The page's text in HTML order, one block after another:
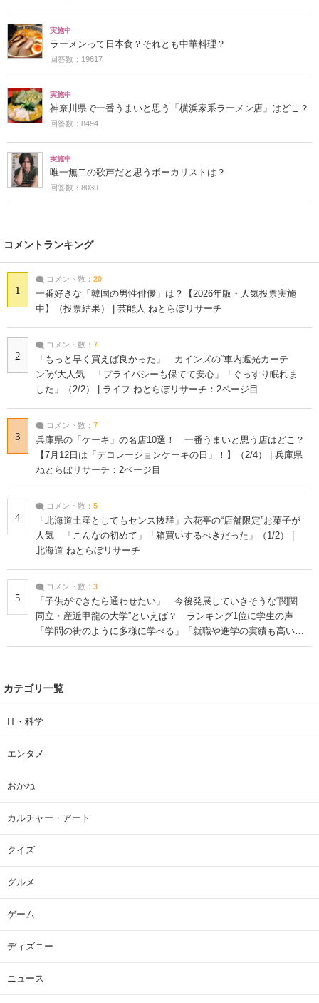
実施中
ラーメンって日本食？それとも中華料理？
回答数：19617
実施中
神奈川県で一番うまいと思う「横浜家系ラーメン店」はどこ？
回答数：8494
実施中
唯一無二の歌声だと思うボーカリストは？
回答数：8039
コメントランキング
1
コメント数： 20
一番好きな「韓国の男性俳優」は？【2026年版・人気投票実施
中】（投票結果） | 芸能人 ねとらぼリサーチ
2
コメント数： 7
「もっと早く買えば良かった」 カインズの“車内遮光カーテ
ン”が大人気 「プライバシーも保てて安心」「ぐっすり眠れま
した」（2/2） | ライフ ねとらぼリサーチ：2ページ目
3
コメント数： 7
兵庫県の「ケーキ」の名店10選！ 一番うまいと思う店はどこ？
【7月12日は「デコレーションケーキの日」！】（2/4） | 兵庫県
ねとらぼリサーチ：2ページ目
4
コメント数： 5
「北海道土産としてもセンス抜群」六花亭の“店舗限定”お菓子が
人気 「こんなの初めて」「箱買いするべきだった」（1/2） |
北海道 ねとらぼリサーチ
5
コメント数： 3
「子供ができたら通わせたい」 今後発展していきそうな“関関
同立・産近甲龍の大学”といえば？ ランキング1位に学生の声
「学問の街のように多様に学べる」「就職や進学の実績も高い」
| 大学 ねとらぼリサーチ
カテゴリ一覧
IT・科学
エンタメ
おかね
カルチャー・アート
クイズ
グルメ
ゲーム
ディズニー
ニュース